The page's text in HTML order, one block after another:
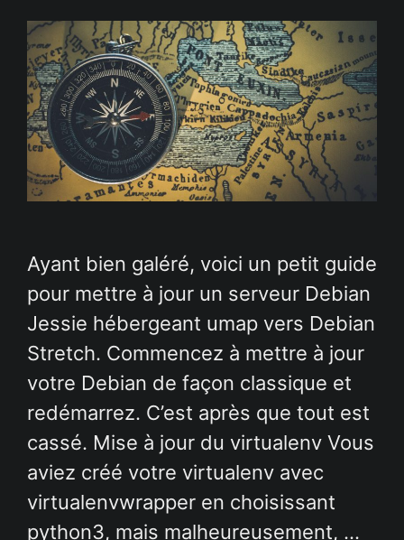
Ayant bien galéré, voici un petit guide
pour mettre à jour un serveur Debian
Jessie hébergeant umap vers Debian
Stretch. Commencez à mettre à jour
votre Debian de façon classique et
redémarrez. C’est après que tout est
cassé. Mise à jour du virtualenv Vous
aviez créé votre virtualenv avec
virtualenvwrapper en choisissant
python3, mais malheureusement, …